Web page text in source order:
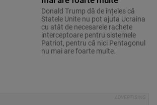
Donald Trump dă de înțeles că
Statele Unite nu pot ajuta Ucraina
cu atât de necesarele rachete
interceptoare pentru sistemele
Patriot, pentru că nici Pentagonul
nu mai are foarte multe.